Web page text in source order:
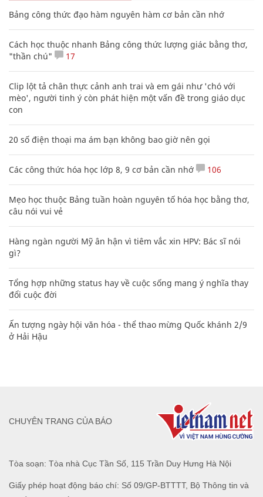
Bảng công thức đạo hàm nguyên hàm cơ bản cần nhớ
Cách học thuộc nhanh Bảng công thức lượng giác bằng thơ,
"thần chú"
17
Clip lột tả chân thực cảnh anh trai và em gái như 'chó với
mèo', người tinh ý còn phát hiện một vấn đề trong giáo dục
con
20 số điện thoại ma ám bạn không bao giờ nên gọi
Các công thức hóa học lớp 8, 9 cơ bản cần nhớ 106
Mẹo học thuộc Bảng tuần hoàn nguyên tố hóa học bằng thơ,
câu nói vui vẻ
Hàng ngàn người Mỹ ân hận vì tiêm vắc xin HPV: Bác sĩ nói
gì?
Tổng hợp những status hay về cuộc sống mang ý nghĩa thay
đổi cuộc đời
Ấn tượng ngày hội văn hóa - thể thao mừng Quốc khánh 2/9
ở Hải Hậu
Tòa soạn: Tòa nhà Cục Tần Số, 115 Trần Duy Hưng Hà Nội
Giấy phép hoạt động báo chí: Số 09/GP-BTTTT, Bộ Thông tin và
CHUYÊN TRANG CỦA BÁO